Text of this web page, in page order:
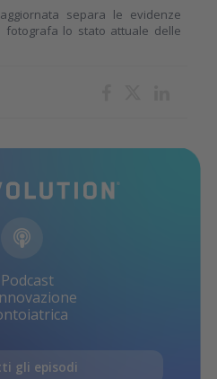
separa le evidenze
fotografa lo stato attuale delle
gli episodi